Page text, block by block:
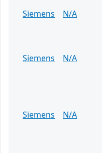
Siemens
N/A
Siemens
N/A
Siemens
N/A